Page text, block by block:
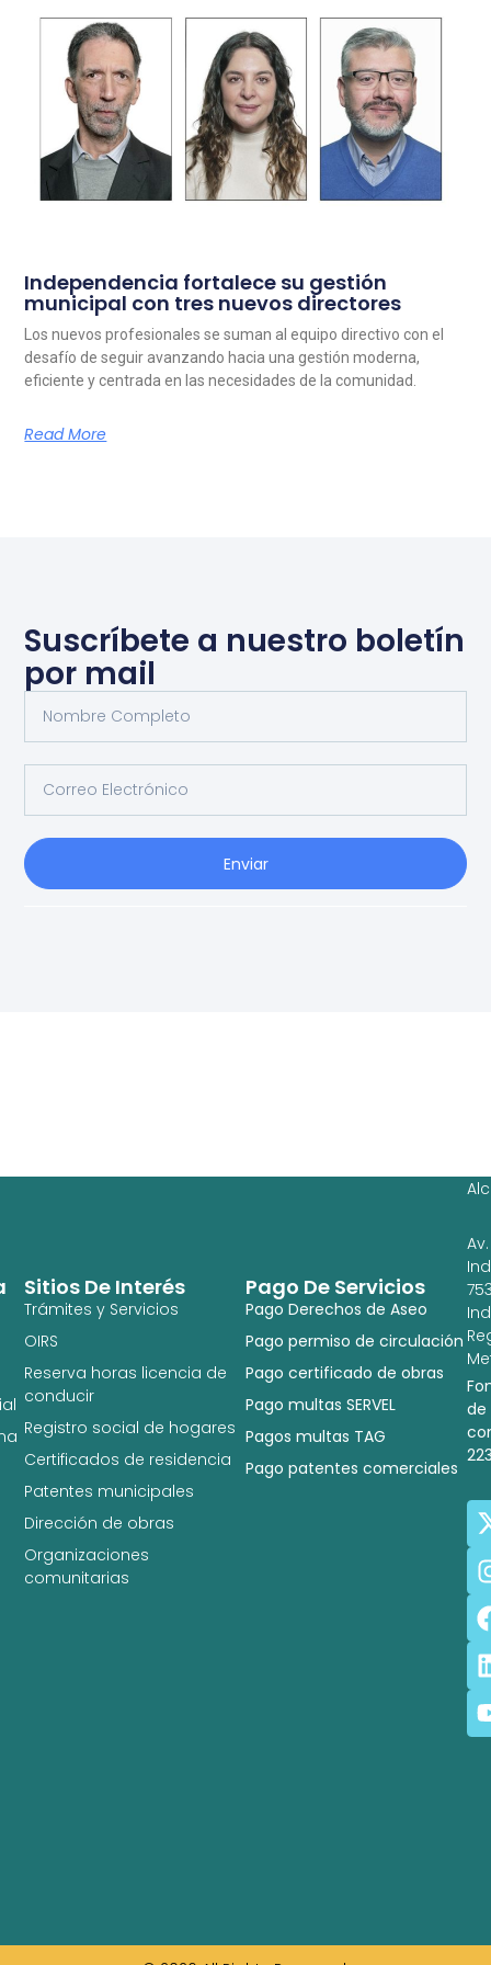
Independencia fortalece su gestión
municipal con tres nuevos directores
Los nuevos profesionales se suman al equipo directivo con el
desafío de seguir avanzando hacia una gestión moderna,
eficiente y centrada en las necesidades de la comunidad.
Read More
Suscríbete a nuestro boletín
por mail
Enviar
Pago De Servicios
Pago Derechos de Aseo
Pago permiso de circulación
Pago certificado de obras
Pago multas SERVEL
Pagos multas TAG
Pago patentes comerciales
Sitios De Interés
Trámites y Servicios
OIRS
Reserva horas licencia de
conducir
Registro social de hogares
Certificados de residencia
Patentes municipales
Dirección de obras
Organizaciones
comunitarias
Av.
de